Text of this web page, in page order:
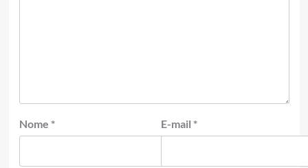
Nome * E-mail *